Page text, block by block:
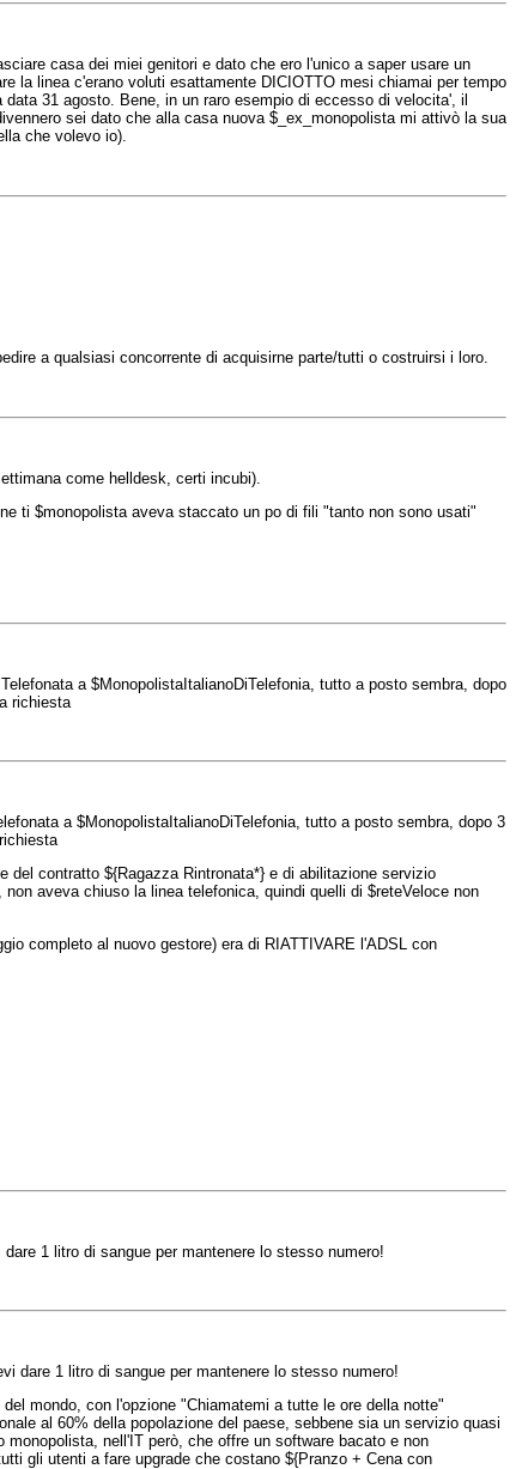
casa dei miei genitori e dato che ero l'unico a saper usare un
la linea c'erano voluti esattamente DICIOTTO mesi chiamai per tempo
31 agosto. Bene, in un raro esempio di eccesso di velocita', il
sei dato che alla casa nuova $_ex_monopolista mi attivò la sua
che volevo io).
a qualsiasi concorrente di acquisirne parte/tutti o costruirsi i loro.
come helldesk, certi incubi).
ti $monopolista aveva staccato un po di fili "tanto non sono usati"
a $MonopolistaItalianoDiTelefonia, tutto a posto sembra, dopo
richiesta
a $MonopolistaItalianoDiTelefonia, tutto a posto sembra, dopo 3
contratto ${Ragazza Rintronata*} e di abilitazione servizio
aveva chiuso la linea telefonica, quindi quelli di $reteVeloce non
completo al nuovo gestore) era di RIATTIVARE l'ADSL con
1 litro di sangue per mantenere lo stesso numero!
dare 1 litro di sangue per mantenere lo stesso numero!
mondo, con l'opzione "Chiamatemi a tutte le ore della notte"
al 60% della popolazione del paese, sebbene sia un servizio quasi
nell'IT però, che offre un software bacato e non
gli utenti a fare upgrade che costano ${Pranzo + Cena con